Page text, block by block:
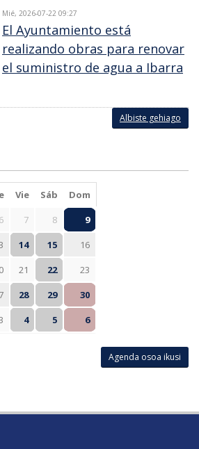
Mié, 2026-07-22 09:27
El Ayuntamiento está
realizando obras para renovar
el suministro de agua a Ibarra
Albiste gehiago
Vie Sáb
Dom
6 7 8
9
14 15
16
21 22
23
28 29
30
4 5 6
Agenda osoa ikusi